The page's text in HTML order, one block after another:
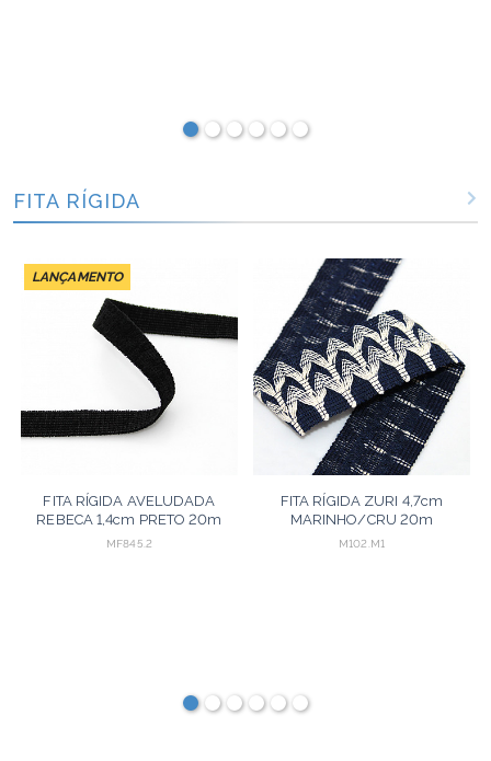
FITA RÍGIDA
LANÇAMENTO
FITA RÍGIDA AVELUDADA
REBECA 1,4cm PRETO 20m
MF845.2
FITA RÍGIDA ZURI 4,7cm
MARINHO/CRU 20m
M102.M1